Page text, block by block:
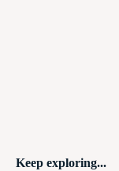
Keep exploring...